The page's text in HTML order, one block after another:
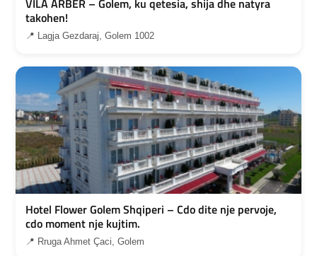
VILA ARBER – Golem, ku qetesia, shija dhe natyra
takohen!
📍 Lagja Gezdaraj, Golem 1002
Hotel Flower Golem Shqiperi – Cdo dite nje pervoje,
cdo moment nje kujtim.
📍 Rruga Ahmet Çaci, Golem